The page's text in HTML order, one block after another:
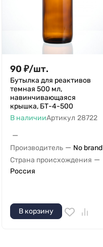
90 ₽/шт.
Бутылка для реактивов
темная 500 мл,
навинчивающаяся
крышка, БТ-4-500
В наличииАртикул 28722
—
Производитель — No brand
Страна происхождения —
Россия
В корзину